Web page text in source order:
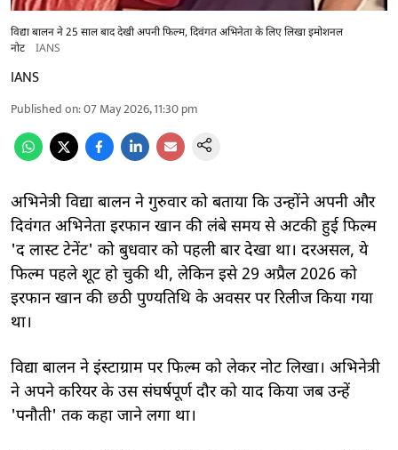
विद्या बालन ने 25 साल बाद देखी अपनी फिल्म, दिवंगत अभिनेता के लिए लिखा इमोशनल
नोट
IANS
IANS
Published on:07 May 2026, 11:30 pm
अभिनेत्री विद्या बालन ने गुरुवार को बताया कि उन्होंने अपनी और
दिवंगत अभिनेता इरफान खान की लंबे समय से अटकी हुई फिल्म
'द लास्ट टेनेंट' को बुधवार को पहली बार देखा था। दरअसल, ये
फिल्म पहले शूट हो चुकी थी, लेकिन इसे 29 अप्रैल 2026 को
इरफान खान की छठी पुण्यतिथि के अवसर पर रिलीज किया गया
था।
विद्या बालन ने इंस्टाग्राम पर फिल्म को लेकर नोट लिखा। अभिनेत्री
ने अपने करियर के उस संघर्षपूर्ण दौर को याद किया जब उन्हें
'पनौती' तक कहा जाने लगा था।